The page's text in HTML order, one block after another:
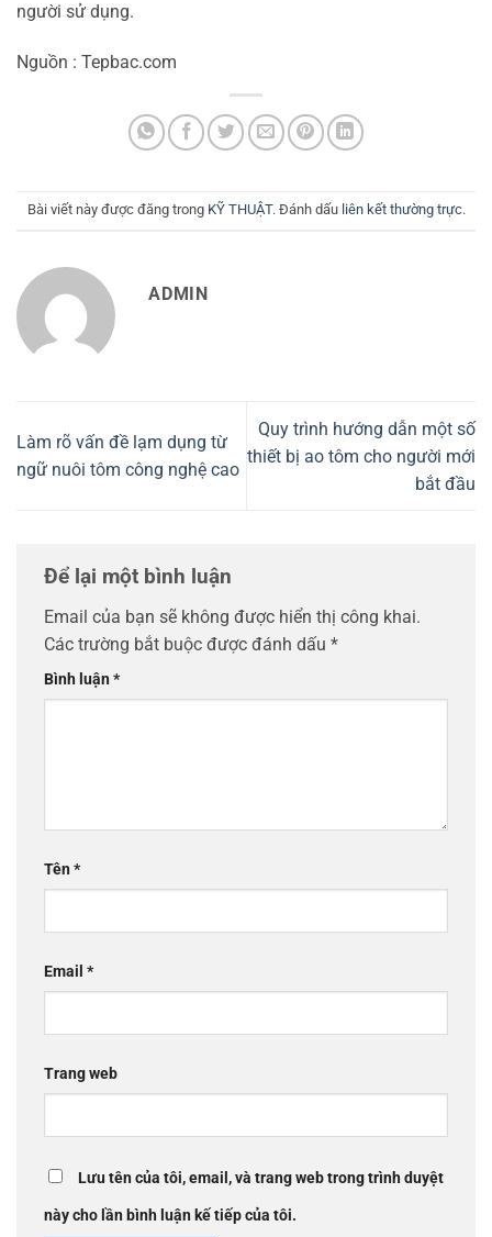
người sử dụng.
Nguồn : Tepbac.com
Bài viết này được đăng trong KỸ THUẬT. Đánh dấu liên kết thường trực.
ADMIN
Làm rõ vấn đề lạm dụng từ
ngữ nuôi tôm công nghệ cao
Quy trình hướng dẫn một số
thiết bị ao tôm cho người mới
bắt đầu
Để lại một bình luận
Email của bạn sẽ không được hiển thị công khai.
Các trường bắt buộc được đánh dấu *
Bình luận*
Tên*
Email *
Trang web
Lưu tên của tôi, email, và trang web trong trình duyệt
này cho lần bình luận kế tiếp của tôi.